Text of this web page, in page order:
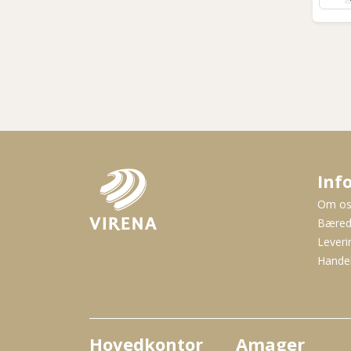
Om os
Hovedkontor Amager